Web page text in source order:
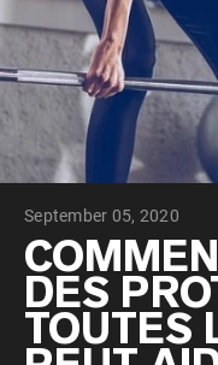
la
PROTÉINES
September 05, 2020
DES
TOUTES